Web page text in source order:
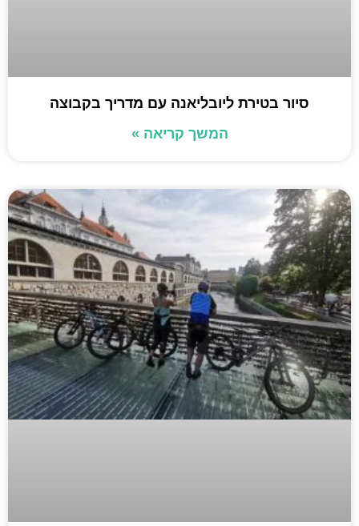
סיור בטירת ליובליאנה עם מדריך בקבוצה
המשך קריאה »